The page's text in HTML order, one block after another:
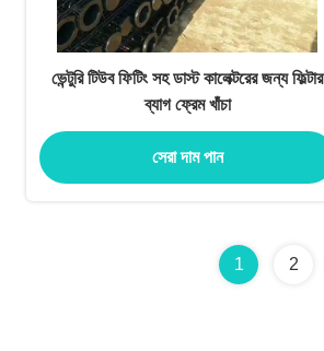
ভেন্টুরি টিউব ফিটিং সহ ডাস্ট কালেক্টরের জন্য ফিল্টার
ব্যাগ ফ্রেম খাঁচা
সেরা দাম পান
1 2